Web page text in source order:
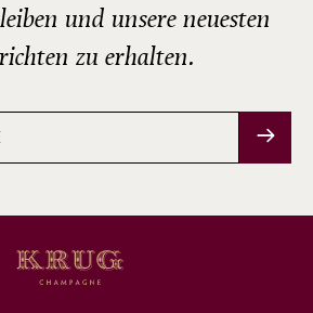
und unsere neuesten
zu erhalten.